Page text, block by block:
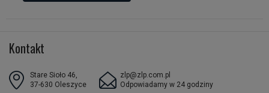
Kontakt
Stare Sioło 46,
37-630 Oleszyce
zlp@zlp.com.pl
Odpowiadamy w 24 godziny